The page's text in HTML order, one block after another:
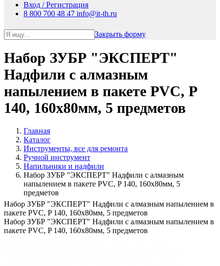
Вход / Регистрация
8 800 700 48 47 info@it-th.ru
Закрыть форму
Набор ЗУБР "ЭКСПЕРТ"
Надфили с алмазным
напылением в пакете PVC, P
140, 160х80мм, 5 предметов
Главная
Каталог
Инструменты, все для ремонта
Ручной инструмент
Напильники и надфили
Набор ЗУБР "ЭКСПЕРТ" Надфили с алмазным
напылением в пакете PVC, P 140, 160х80мм, 5
предметов
Набор ЗУБР "ЭКСПЕРТ" Надфили с алмазным напылением в
пакете PVC, P 140, 160х80мм, 5 предметов
Набор ЗУБР "ЭКСПЕРТ" Надфили с алмазным напылением в
пакете PVC, P 140, 160х80мм, 5 предметов